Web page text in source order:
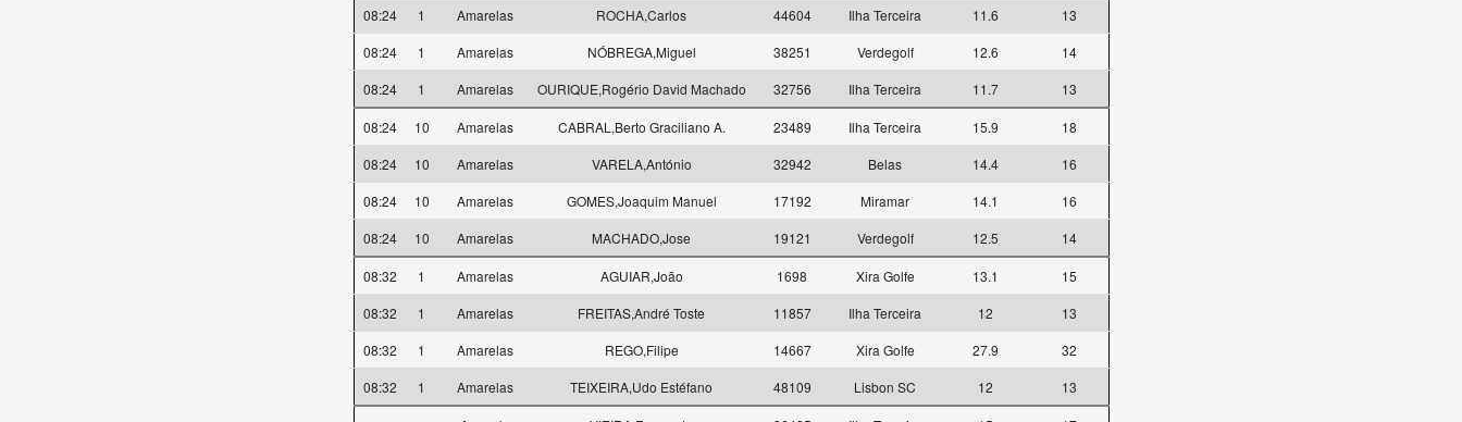
08:24 1 Amarelas ROCHA,Carlos 44604 Ilha Terceira 11.6
13
08:24
1 Amarelas NÓBREGA,Miguel 38251 Verdegolf 12.6
14
08:24
1 Amarelas OURIQUE,Rogério David Machado 32756 Ilha Terceira 11.7 13
08:24 10 Amarelas CABRAL,Berto Graciliano A. 23489 Ilha Terceira 15.9
18
08:24
10 Amarelas VARELA,António 32942 Belas 14.4
16
08:24
10 Amarelas GOMES,Joaquim Manuel 17192 Miramar 14.1
16
08:24
10 Amarelas MACHADO,Jose 19121 Verdegolf 12.5 14
08:32 1 Amarelas AGUIAR,João 1698 Xira Golfe 13.1
15
08:32
1 Amarelas FREITAS,André Toste 11857 Ilha Terceira 12
13
08:32
1 Amarelas REGO,Filipe 14667 Xira Golfe 27.9
32
08:32
1 Amarelas TEIXEIRA,Udo Estéfano 48109 Lisbon SC 12 13